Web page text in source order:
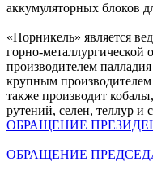
аккумуляторных блоков
«Норникель» является
горно-
производителем
крупным
также производит
рутений, селен, теллур и
ОБРАЩЕНИЕ
ОБРАЩЕНИЕ